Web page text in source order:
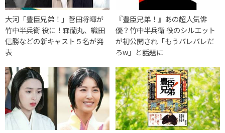
大河「豊臣兄弟！」菅田将暉が
竹中半兵衛 役に！森蘭丸、織田
信勝などの新キャスト５名が発
表
『豊臣兄弟！』あの超人気俳
優？竹中半兵衛 役のシルエット
が初公開され「もうバレバレだ
ろw」と話題に